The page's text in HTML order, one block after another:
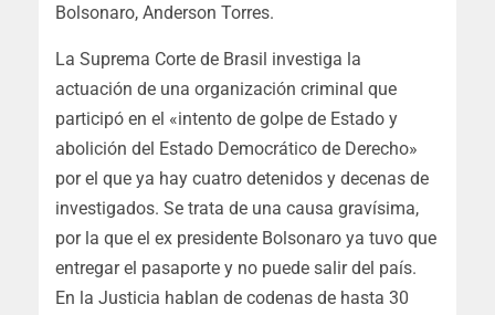
Bolsonaro, Anderson Torres.
La Suprema Corte de Brasil investiga la
actuación de una organización criminal que
participó en el «intento de golpe de Estado y
abolición del Estado Democrático de Derecho»
por el que ya hay cuatro detenidos y decenas de
investigados. Se trata de una causa gravísima,
por la que el ex presidente Bolsonaro ya tuvo que
entregar el pasaporte y no puede salir del país.
En la Justicia hablan de codenas de hasta 30